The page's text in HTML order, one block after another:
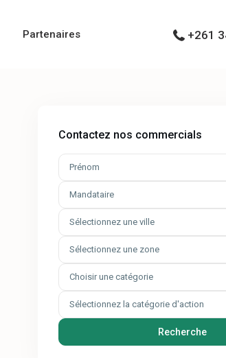
Partenaires +261
Contactez nos commercials
Mandataire
Sélectionnez une ville
Sélectionnez une zone
Choisir une catégorie
Sélectionnez la catégorie d'action
Recherche